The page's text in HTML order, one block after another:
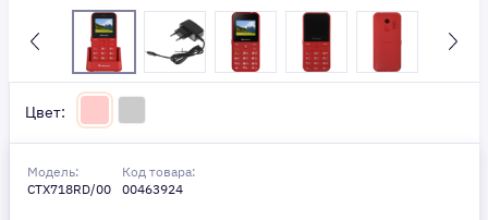
Цвет:
Модель:
CTX718RD/00
Код товара:
00463924